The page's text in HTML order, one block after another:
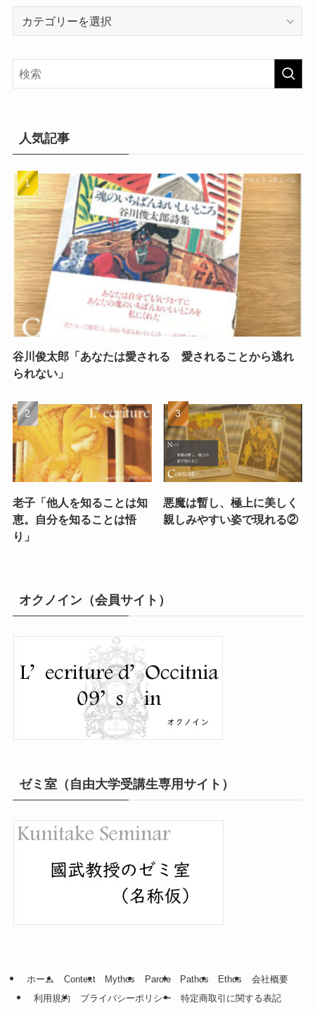
リ
人気記事
谷川俊太郎「あなたは愛される 愛されることから逃れ
られない」
老子「他人を知ることは知
恵。自分を知ることは悟
り」
悪魔は暫し、極上に美しく
親しみやすい姿で現れる②
オクノイン（会員サイト）
ゼミ室（自由大学受講生専用サイト）
ホーム Context Mythos Parole Pathos Ethos
会社概要
利用規約
プライバシーポリシー 特定商取引に関する表記